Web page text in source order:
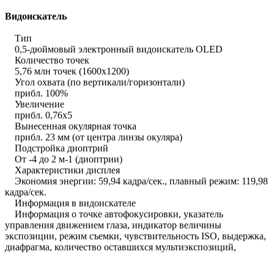
Видоискатель
Тип
0,5-дюймовый электронный видоискатель OLED
Количество точек
5,76 млн точек (1600x1200)
Угол охвата (по вертикали/горизонтали)
прибл. 100%
Увеличение
прибл. 0,76x5
Вынесенная окулярная точка
прибл. 23 мм (от центра линзы окуляра)
Подстройка диоптрий
От -4 до 2 м-1 (диоптрии)
Характеристики дисплея
Экономия энергии: 59,94 кадра/сек., плавный режим: 119,98
кадра/сек.
Информация в видоискателе
Информация о точке автофокусировки, указатель
управления движением глаза, индикатор величины
экспозиции, режим съемки, чувствительность ISO, выдержка,
диафрагма, количество оставшихся мультиэкспозиций,